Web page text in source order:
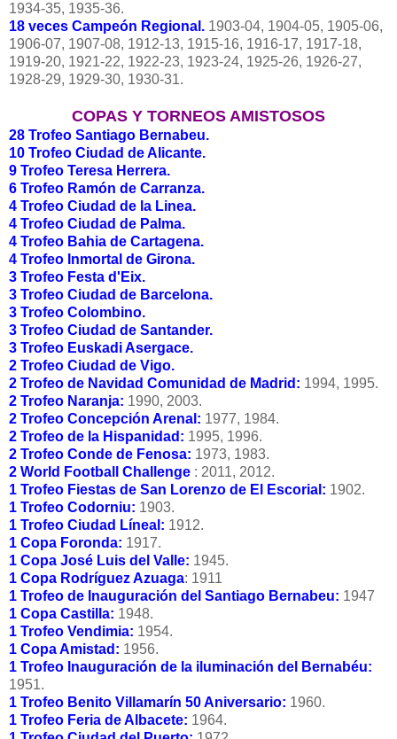
1934-35, 1935-36.
18 veces Campeón Regional. 1903-04, 1904-05, 1905-06,
1906-07, 1907-08, 1912-13, 1915-16, 1916-17, 1917-18,
1919-20, 1921-22, 1922-23, 1923-24, 1925-26, 1926-27,
1928-29, 1929-30, 1930-31.
COPAS Y TORNEOS AMISTOSOS
28 Trofeo Santiago Bernabeu.
10 Trofeo Ciudad de Alicante.
9 Trofeo Teresa Herrera.
6 Trofeo Ramón de Carranza.
4 Trofeo Ciudad de la Linea.
4 Trofeo Ciudad de Palma.
4 Trofeo Bahia de Cartagena.
4 Trofeo Inmortal de Girona.
3 Trofeo Festa d'Eix.
3 Trofeo Ciudad de Barcelona.
3 Trofeo Colombino.
3 Trofeo Ciudad de Santander.
3 Trofeo Euskadi Asergace.
2 Trofeo Ciudad de Vigo.
2 Trofeo de Navidad Comunidad de Madrid: 1994, 1995.
2 Trofeo Naranja: 1990, 2003.
2 Trofeo Concepción Arenal: 1977, 1984.
2 Trofeo de la Hispanidad: 1995, 1996.
2 Trofeo Conde de Fenosa: 1973, 1983.
2 World Football Challenge : 2011, 2012.
1 Trofeo Fiestas de San Lorenzo de El Escorial: 1902.
1 Trofeo Codorniu: 1903.
1 Trofeo Ciudad Líneal: 1912.
1 Copa Foronda: 1917.
1 Copa José Luis del Valle: 1945.
1 Copa Rodríguez Azuaga: 1911
1 Trofeo de Inauguración del Santiago Bernabeu: 1947
1 Copa Castilla: 1948.
1 Trofeo Vendimia: 1954.
1 Copa Amistad: 1956.
1 Trofeo Inauguración de la iluminación del Bernabéu:
1951.
1 Trofeo Benito Villamarín 50 Aniversario: 1960.
1 Trofeo Feria de Albacete: 1964.